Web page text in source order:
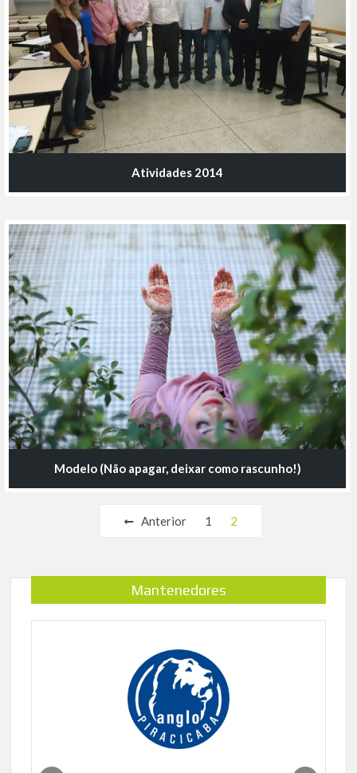
Atividades 2014
Modelo (Não apagar, deixar como rascunho!)
posts
Anterior 1 2
Mantenedores